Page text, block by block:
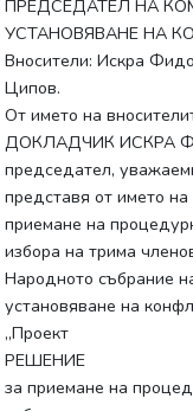
ПРЕДСЕДАТЕЛ НА
УСТАНОВЯВАНЕ НА
Вносители: Искра
Ципов.
От името на
ДОКЛАДЧИК ИСКРА
председател,
представя от името
приемане на
избора на трима
Народното събрание
установяване на
„Проект
РЕШЕНИЕ
за приемане на